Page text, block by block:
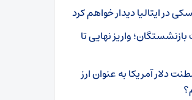
در ایتالیا دیدار خواهم کرد
واریز نهایی تا
دلار آمریکا به عنوان ارز